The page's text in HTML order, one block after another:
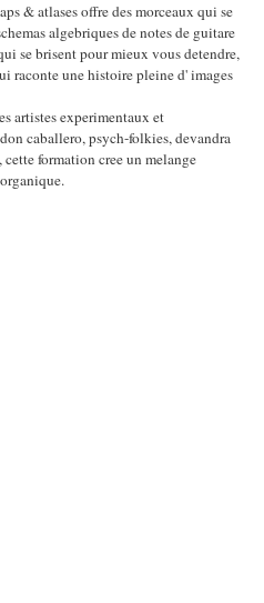
& atlases offre des morceaux qui se
algebriques de notes de guitare
se brisent pour mieux vous detendre,
raconte une histoire pleine d' images
artistes experimentaux et
caballero, psych-folkies, devandra
formation cree un melange